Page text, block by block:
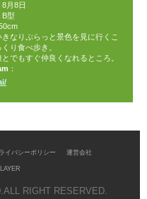
8月8日
B型
きなりぷらっと景色を見に行くこ
り食べ歩き。
とでもすぐ仲良くなれるところ。
：
イバシーポリシー 運営会社
RIGHT RESERVED.